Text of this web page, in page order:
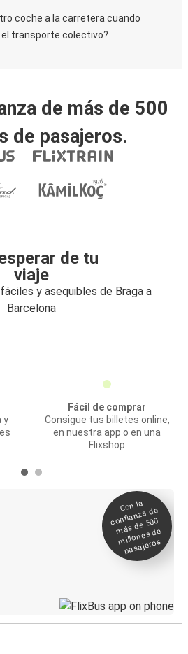
coche a la carretera cuando
transporte colectivo?
de más de 500
de pasajeros.
de tu
viaje
y asequibles de Braga a
Barcelona
y
Fácil de comprar
Consigue tus billetes online,
en nuestra app o en una
Flixshop
Con la
confianza de
más de 500
millones de
pasajeros